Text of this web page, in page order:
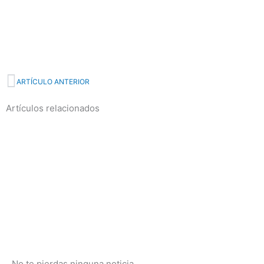
Prev
ARTÍCULO ANTERIOR
Artículos relacionados